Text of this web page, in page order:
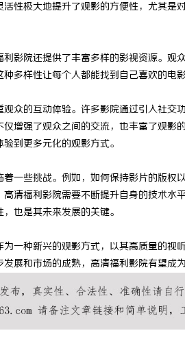
性极大地提升了观影的方便性，尤其
利影院还提供了丰富多样的影视资源。
种多样性让每个人都能找到自己喜欢的电
众的互动体验。许多影院通过引入社
仅增强了观众之间的交流，也丰富了观
到更多元化的观影方式。
一些挑战。例如，如何保持影片的版
清福利影院需要不断提升自身的技术
也是其未来发展的关键。
一种新兴的观影方式，以其高质量的
展和市场的成熟，高清福利影院有望成
武汉配眼镜 上海配眼镜